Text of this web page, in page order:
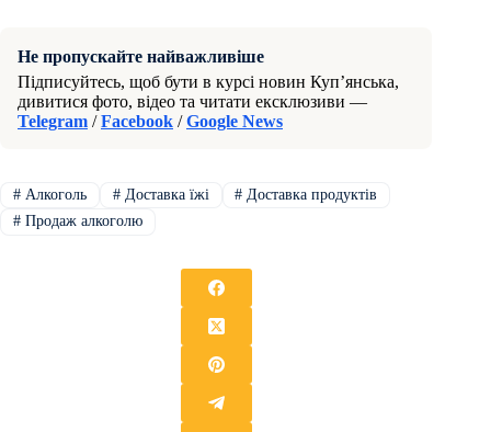
Не пропускайте найважливіше
Підписуйтесь, щоб бути в курсі новин Куп’янська,
дивитися фото, відео та читати ексклюзиви —
Telegram /Facebook /Google News
#Алкоголь #Доставка їжі # Доставка продуктів
#Продаж алкоголю